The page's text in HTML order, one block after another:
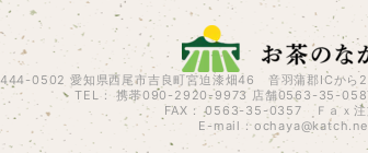
444-0502 愛知県西尾市吉良町宮迫漆畑46 音羽蒲郡ICから
TEL： 携帯090-2920-9973 店舗0563-35-0587
FAX： 0563-35-0357 Ｆａｘ注
E-mail：